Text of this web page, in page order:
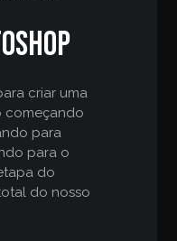
criar uma
começando
para
para o
do
do nosso